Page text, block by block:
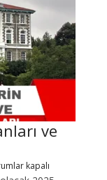
ve
kapalı